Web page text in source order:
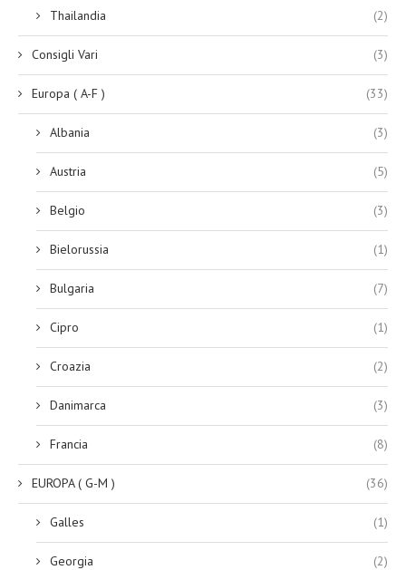
Thailandia (2)
Consigli Vari (3)
Europa ( A-F ) (33)
Albania (3)
Austria (5)
Belgio (3)
Bielorussia (1)
Bulgaria (7)
Cipro (1)
Croazia (2)
Danimarca (3)
Francia (8)
EUROPA ( G-M ) (36)
Galles (1)
Georgia (2)